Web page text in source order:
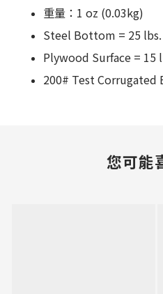
重量：1 oz (0.03kg)
Steel Bottom = 25
Plywood Surface = 15
200# Test
您可能